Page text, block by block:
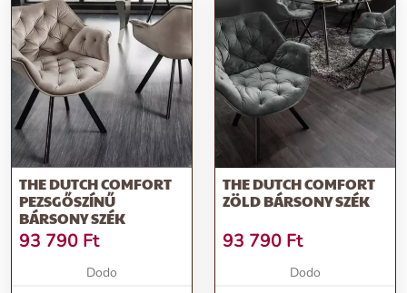
THE DUTCH COMFORT
PEZSGŐSZÍNŰ
BÁRSONY SZÉK
93 790 Ft
Dodo
THE DUTCH COMFORT
ZÖLD BÁRSONY SZÉK
93 790 Ft
Dodo